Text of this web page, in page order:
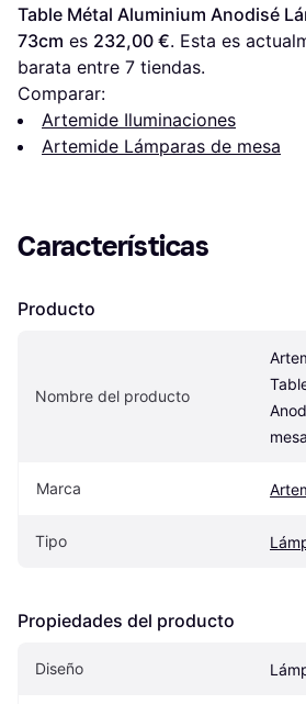
Table Métal Aluminium Anodisé
73cm es 232,00 €. Esta es
barata entre 7 tiendas.
Comparar:
Artemide Iluminaciones
Artemide Lámparas de mesa
Características
Producto
Nombre del producto
Marca
Tipo
Propiedades del producto
Diseño